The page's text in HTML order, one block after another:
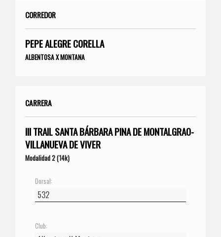
CORREDOR
PEPE ALEGRE CORELLA
ALBENTOSA X MONTANA
CARRERA
III TRAIL SANTA BÁRBARA PINA DE MONTALGRAO-
VILLANUEVA DE VIVER
Modalidad 2 (14k)
Dorsal:
Club: